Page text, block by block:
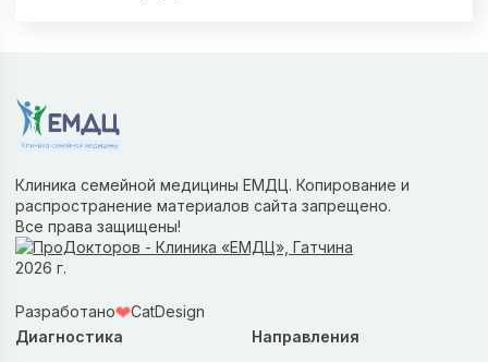
Клиника семейной медицины ЕМДЦ. Копирование и
распространение материалов сайта запрещено.
Все права защищены!
2026 г.
Разработано❤CatDesign
Диагностика
Направления